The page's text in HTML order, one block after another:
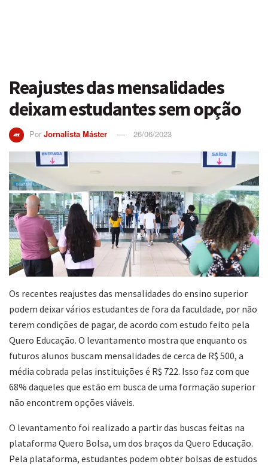
Reajustes das mensalidades
deixam estudantes sem opção
Por Jornalista Máster 26/06/2023
Os recentes reajustes das mensalidades do ensino superior
podem deixar vários estudantes de fora da faculdade, por não
terem condições de pagar, de acordo com estudo feito pela
Quero Educação. O levantamento mostra que enquanto os
futuros alunos buscam mensalidades de cerca de R$ 500, a
média cobrada pelas instituições é R$ 722. Isso faz com que
68% daqueles que estão em busca de uma formação superior
não encontrem opções viáveis.
O levantamento foi realizado a partir das buscas feitas na
plataforma Quero Bolsa, um dos braços da Quero Educação.
Pela plataforma, estudantes podem obter bolsas de estudos